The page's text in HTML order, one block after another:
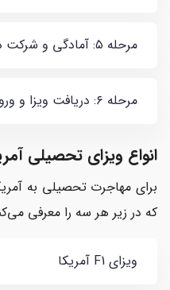
مرحله ۵: آمادگی و شرکت در جلسه مصاحبه ویزا
مرحله ۶: دریافت ویزا و ورود به آمریکا
انواع ویزای تحصیلی
برای مهاجرت تحصیلی به
که در زیر هر سه را معرفی
ویزای F1 آمریکا